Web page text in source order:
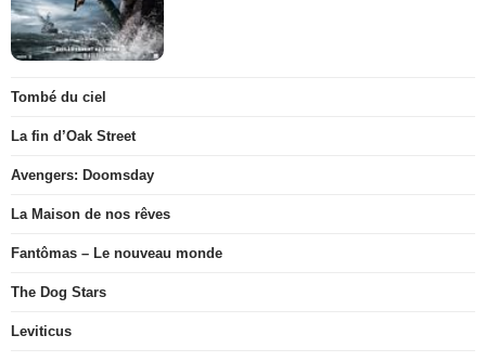
Tombé du ciel
La fin d’Oak Street
Avengers: Doomsday
La Maison de nos rêves
Fantômas – Le nouveau monde
The Dog Stars
Leviticus